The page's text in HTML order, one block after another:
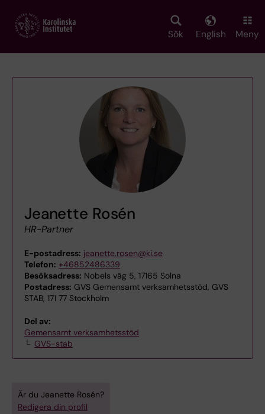
main
Sök English Meny
Jeanette Rosén
HR-Partner
E-postadress: jeanette.rosen@ki.se
Telefon: +46852486339
Besöksadress: Nobels väg 5, 17165 Solna
Postadress: GVS Gemensamt verksamhetsstöd, GVS
STAB, 171 77 Stockholm
Del av:
Gemensamt verksamhetsstöd
GVS-stab
Är du Jeanette Rosén?
Redigera din profil